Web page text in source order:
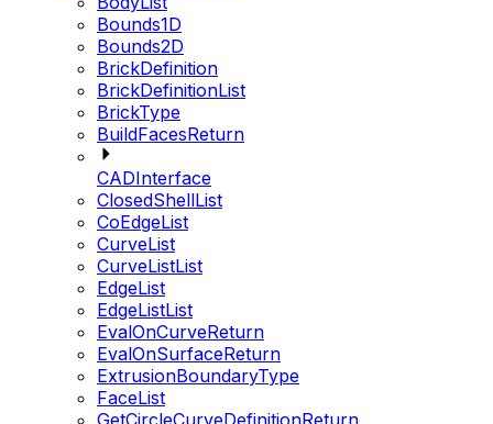
Bounds1D
Bounds2D
BrickDefinition
BrickDefinitionList
BrickType
BuildFacesReturn
CADInterface
ClosedShellList
CoEdgeList
CurveList
CurveListList
EdgeList
EdgeListList
EvalOnCurveReturn
EvalOnSurfaceReturn
ExtrusionBoundaryType
FaceList
GetCircleCurveDefinitionReturn